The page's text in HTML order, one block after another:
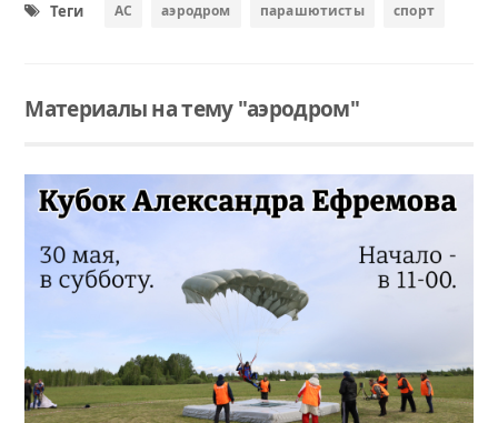
Теги АС аэродром парашютисты спорт
Материалы на тему "аэродром"
Читать